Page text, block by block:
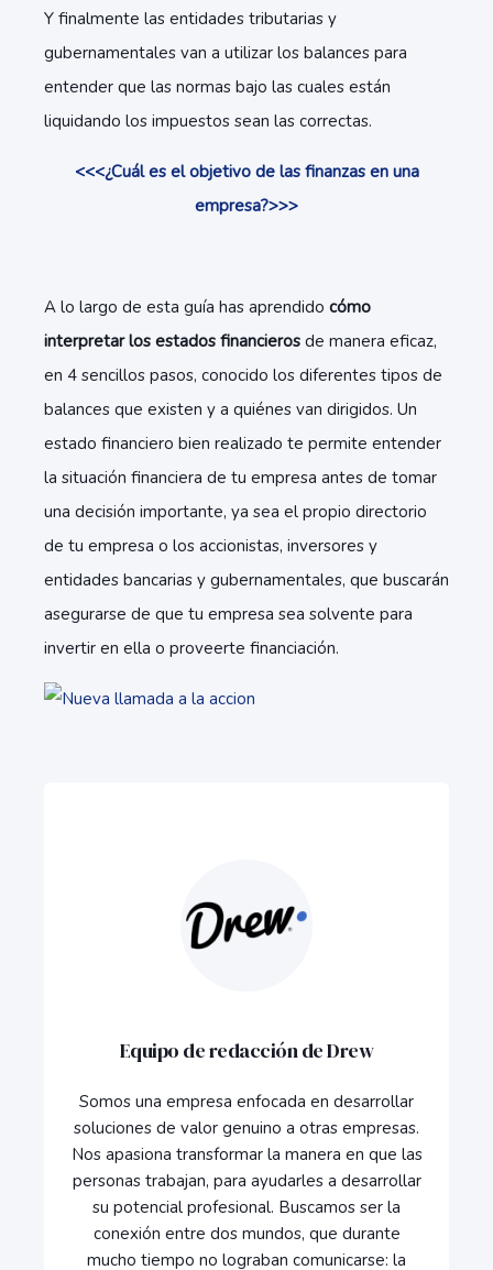
Y finalmente las entidades tributarias y
gubernamentales van a utilizar los balances para
entender que las normas bajo las cuales están
liquidando los impuestos sean las correctas.
<<<¿Cuál es el objetivo de las finanzas en una
empresa?>>>
A lo largo de esta guía has aprendido cómo
interpretar los estados financieros de manera eficaz,
en 4 sencillos pasos, conocido los diferentes tipos de
balances que existen y a quiénes van dirigidos. Un
estado financiero bien realizado te permite entender
la situación financiera de tu empresa antes de tomar
una decisión importante, ya sea el propio directorio
de tu empresa o los accionistas, inversores y
entidades bancarias y gubernamentales, que buscarán
asegurarse de que tu empresa sea solvente para
invertir en ella o proveerte financiación.
Equipo de redacción de Drew
Somos una empresa enfocada en desarrollar
soluciones de valor genuino a otras empresas.
Nos apasiona transformar la manera en que las
personas trabajan, para ayudarles a desarrollar
su potencial profesional. Buscamos ser la
conexión entre dos mundos, que durante
mucho tiempo no lograban comunicarse: la